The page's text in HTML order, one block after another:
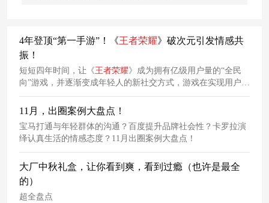
4年登顶“第一手游”！《王者荣耀》破次元引发情感共
振！
短短四年时间，让《王者荣耀》成为拥有亿级用户量的“全民
向”游戏，并逐渐变成年轻人的新社交方式，游戏在实现用户技
术崇拜与娱乐需求的同时，还满足了社交需求。
11月，出圈案例大盘点！
宝马打通与年轻群体的沟通？百度提升品牌社会性？卡罗拉演
绎认真生活的情感态度？11月出圈案例大盘点！
大厂中秋礼盒，让你看到爽，看到过瘾（也许是最全
的）
超全盘点